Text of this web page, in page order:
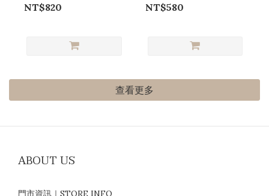
NT$820 NT$580
查看更多
ABOUT US
門市資訊｜ STORE INFO